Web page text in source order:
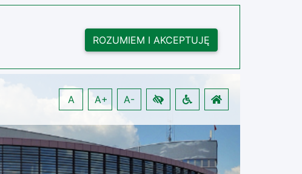
ROZUMIEM I AKCEPTUJĘ
A A+ A-